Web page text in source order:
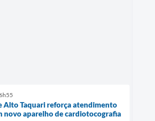
Alto Taquari reforça atendimento
novo aparelho de cardiotocografia